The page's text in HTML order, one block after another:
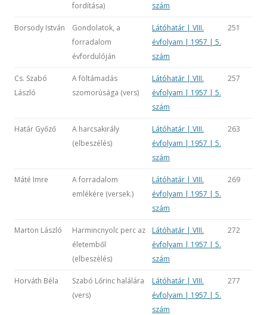
fordítása)
szám
Borsody István
Gondolatok, a
forradalom
évfordulóján
Látóhatár | VIII.
évfolyam | 1957 | 5.
szám
251
Cs. Szabó
László
A föltámadás
szomorúsága (vers)
Látóhatár | VIII.
évfolyam | 1957 | 5.
szám
257
Határ Győző
A harcsakirály
(elbeszélés)
Látóhatár | VIII.
évfolyam | 1957 | 5.
szám
263
Máté Imre
A forradalom
emlékére (versek.)
Látóhatár | VIII.
évfolyam | 1957 | 5.
szám
269
Marton László
Harmincnyolc perc az
életemből
(elbeszélés)
Látóhatár | VIII.
évfolyam | 1957 | 5.
szám
272
Horváth Béla
Szabó Lőrinc halálára
(vers)
Látóhatár | VIII.
évfolyam | 1957 | 5.
szám
277